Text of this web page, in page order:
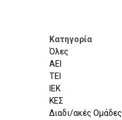
Κατηγορία
Όλες
ΑΕΙ
ΤΕΙ
ΙΕΚ
ΚΕΣ
Διαδι/ακές Ομάδες